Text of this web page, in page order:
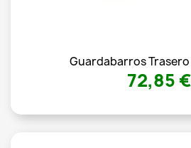
Guardabarros Trasero
72,85 €